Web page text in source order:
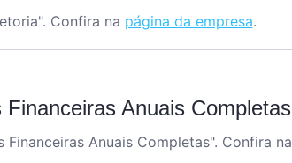
". Confira na página da empresa.
Anuais Completas
Financeiras Anuais Completas". Confira na